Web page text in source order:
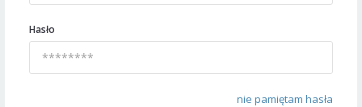
Hasło
nie pamiętam hasła